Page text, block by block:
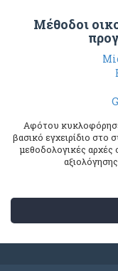
Μέθοδοι
Αφότου
βασικό εγχειρίδιο στο
μεθοδολογικές αρχές